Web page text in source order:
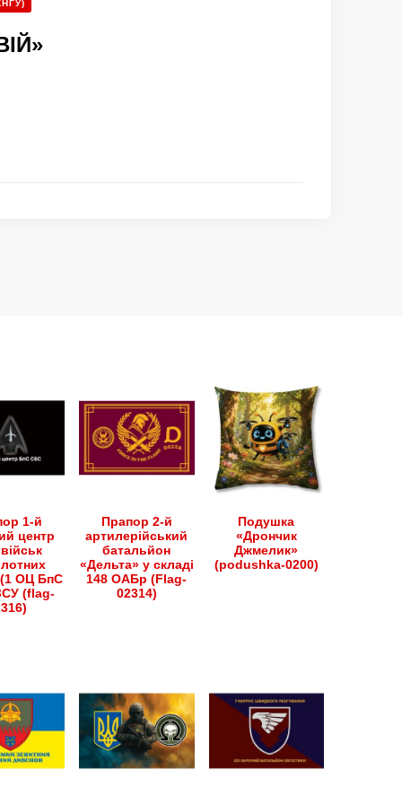
1-й
центр
ОЦ БпС
(flag-
Прапор 2-й
артилерійський
батальйон
«Дельта» у складі
148 ОАБр (Flag-
02314)
Подушка
«Дрончик
Джмелик»
(podushka-0200)